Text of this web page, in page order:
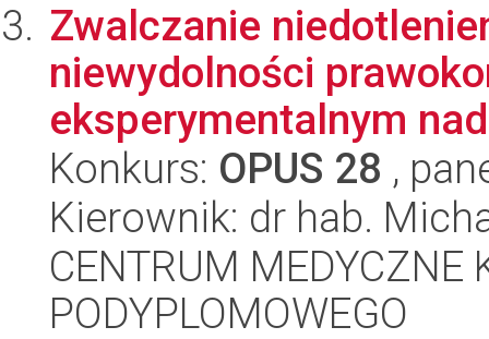
Zwalczanie
niewydolności
eksperymentalnym
Konkurs: OPUS 28 ,
Kierownik: dr hab.
CENTRUM MEDYCZNE
PODYPLOMOWEGO